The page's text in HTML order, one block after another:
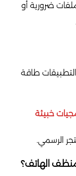
ضرورية أو
طاقة
الرسمي.
الهاتف؟